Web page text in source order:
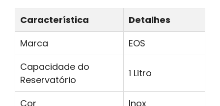
Característica
Detalhes
Marca
EOS
Capacidade do
Reservatório
1 Litro
Cor Inox